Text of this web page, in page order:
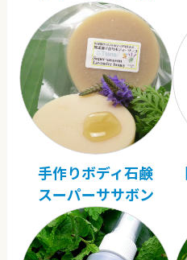
手作りボディ石鹸
スーパーササボン